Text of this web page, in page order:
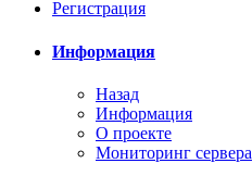
Регистрация
Информация
Назад
Информация
О проекте
Мониторинг сервера